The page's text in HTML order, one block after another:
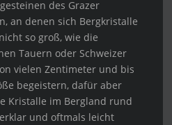
des Grazer
an denen sich Bergkristalle
so groß, wie die
Tauern oder Schweizer
vielen Zentimeter und bis
begeistern, dafür aber
Kristalle im Bergland rund
und oftmals leicht